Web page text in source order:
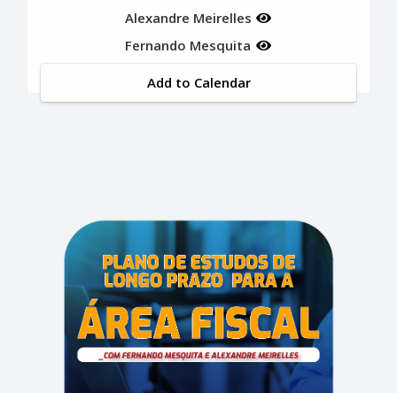
Alexandre Meirelles
Fernando Mesquita
Add to Calendar